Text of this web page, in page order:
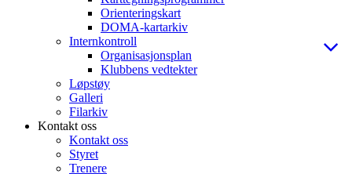
Orienteringskart
DOMA-kartarkiv
Internkontroll
Organisasjonsplan
Klubbens vedtekter
Løpstøy
Galleri
Filarkiv
Kontakt oss
Kontakt oss
Styret
Trenere